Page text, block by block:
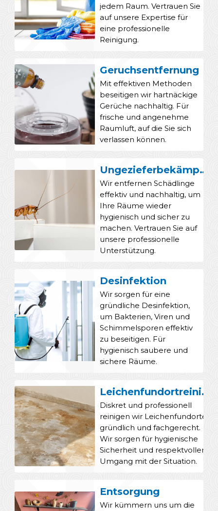
jedem Raum. Vertrauen Sie
auf unsere Expertise für
eine professionelle
Reinigung.
Geruchsentfernung
Mit effektiven Methoden
beseitigen wir hartnäckige
Gerüche nachhaltig. Für
frische und angenehme
Raumluft, auf die Sie sich
verlassen können.
Ungezieferbekämpfung
Wir entfernen Schädlinge
effektiv und nachhaltig, um
Ihre Räume wieder
hygienisch und sicher zu
machen. Vertrauen Sie auf
unsere professionelle
Unterstützung.
Desinfektion
Wir sorgen für eine
gründliche Desinfektion,
um Bakterien, Viren und
Schimmelsporen effektiv
zu beseitigen. Für
hygienisch saubere und
sichere Räume.
Leichenfundortreinigung
Diskret und professionell
reinigen wir Leichenfundorte
gründlich und fachgerecht.
Wir sorgen für hygienische
Sicherheit und respektvollen
Umgang mit der Situation.
Entsorgung
Wir kümmern uns um die